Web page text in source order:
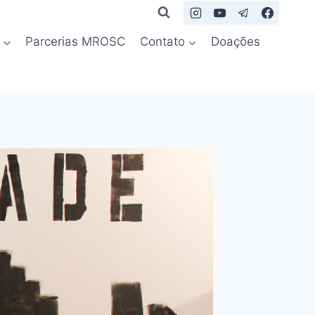
Parcerias MROSC Contato Doações